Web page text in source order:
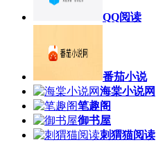
QQ阅读
番茄小说
海棠小说网
笔趣阁
御书屋
刺猬猫阅读